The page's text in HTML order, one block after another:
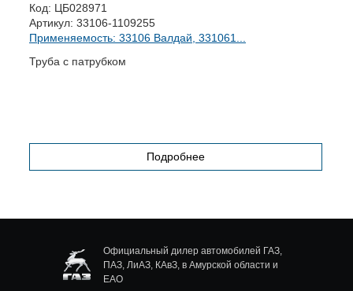
Код: ЦБ028971
Артикул: 33106-1109255
Применяемость: 33106 Валдай, 331061...
Труба с патрубком
Подробнее
Официальный дилер автомобилей ГАЗ,
ПАЗ, ЛиАЗ, КАвЗ, в Амурской области и
ЕАО